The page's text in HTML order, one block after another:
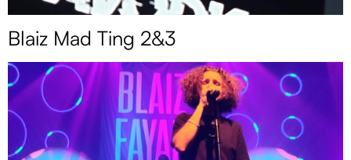
Blaiz Mad Ting 2&3